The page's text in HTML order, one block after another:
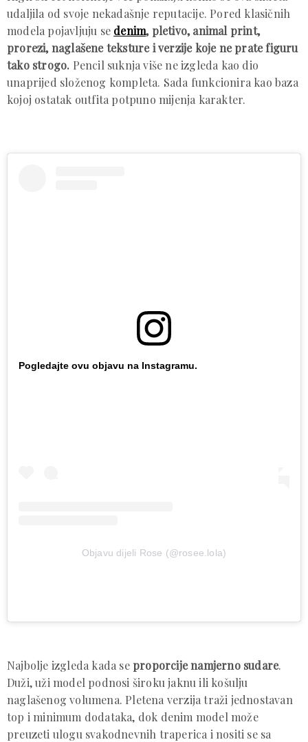
udaljila od svoje nekadašnje reputacije. Pored klasičnih
modela pojavljuju se denim, pletivo, animal print,
prorezi, naglašene teksture i verzije koje ne prate figuru
tako strogo. Pencil suknja više ne izgleda kao dio
unaprijed složenog kompleta. Sada funkcionira kao baza
kojoj ostatak outfita potpuno mijenja karakter.
Pogledajte ovu objavu na Instagramu.
Objavu dijeli Rose (@rosee.lola)
Najbolje izgleda kada seproporcije namjerno sudare.
Duži, uži model podnosi široku jaknu ili košulju
naglašenog volumena. Pletena verzija traži jednostavan
top i minimum dodataka, dok denim model može
preuzeti ulogu svakodnevnih traperica i nositi se sa